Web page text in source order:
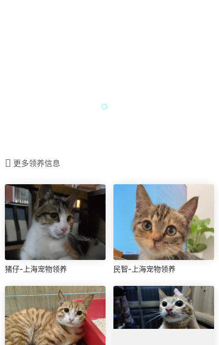
更多领养信息
猪仔-上海宠物领养 民智-上海宠物领养